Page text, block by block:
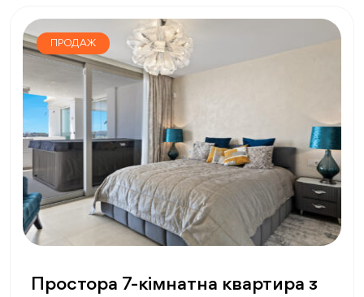
ПРОДАЖ
Простора 7-кімнатна квартира з